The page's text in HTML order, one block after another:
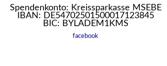
Spendenkonto: Kreissparkasse MSEBE
IBAN: DE54702501500017123845
BIC: BYLADEM1KMS
facebook